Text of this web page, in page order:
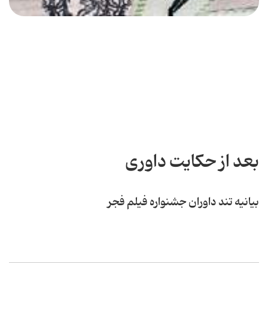
بعد از حکایت داوری
بیانیه تند داوران جشنواره فیلم فجر